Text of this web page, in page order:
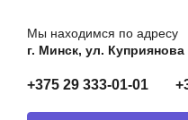
Мы находимся по адресу
г. Минск, ул.
+375 29 333-01-01